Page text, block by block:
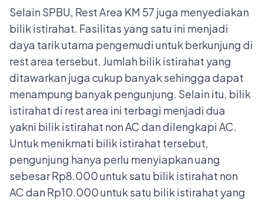
Selain SPBU, Rest Area KM 57 juga menyediakan
bilik istirahat. Fasilitas yang satu ini menjadi
daya tarik utama pengemudi untuk berkunjung di
rest area tersebut. Jumlah bilik istirahat yang
ditawarkan juga cukup banyak sehingga dapat
menampung banyak pengunjung. Selain itu, bilik
istirahat di rest area ini terbagi menjadi dua
yakni bilik istirahat non AC dan dilengkapi AC.
Untuk menikmati bilik istirahat tersebut,
pengunjung hanya perlu menyiapkan uang
sebesar Rp8.000 untuk satu bilik istirahat non
AC dan Rp10.000 untuk satu bilik istirahat yang